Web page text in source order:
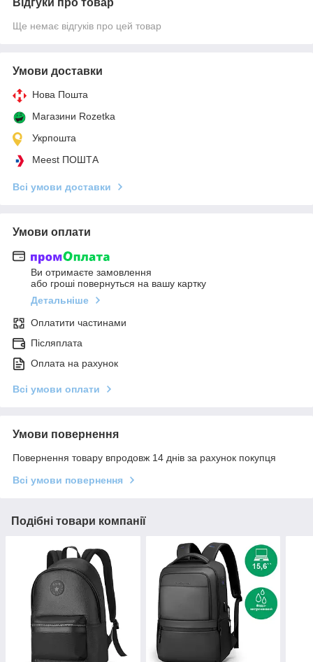
Ще немає відгуків про цей товар
Умови доставки
Нова Пошта
Магазини Rozetka
Укрпошта
Meest ПОШТА
Всі умови доставки
Умови оплати
Ви отримаєте замовлення
або гроші повернуться на вашу картку
Детальніше
Оплатити частинами
Післяплата
Оплата на рахунок
Всі умови оплати
Умови повернення
Повернення товару впродовж 14 днів за рахунок покупця
Всі умови повернення
Подібні товари компанії